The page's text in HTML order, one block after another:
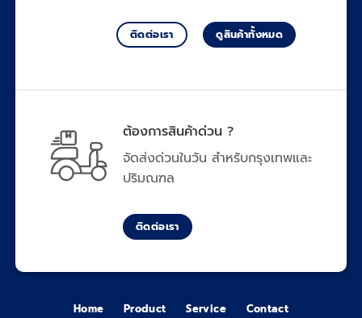
ติดต่อเรา ดูสินค้าทั้งหมด
ต้องการสินค้าด่วน ?
จัดส่งด่วนในวัน สำหรับกรุงเทพและ
ปริมณฑล
ติดต่อเรา
Home Product Service Contact